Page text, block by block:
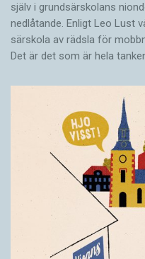
själv i grundsärskolans
nedlåtande. Enligt Leo Lust
särskola av rädsla för
Det är det som är hela